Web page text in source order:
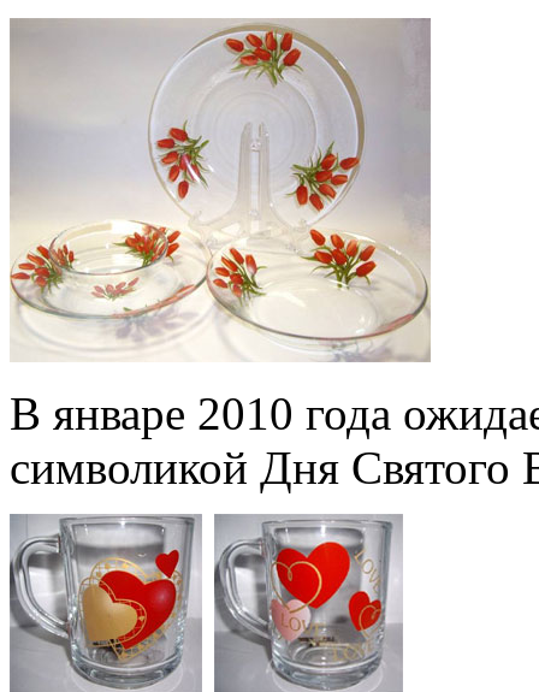
В январе 2010 года
символикой Дня Святого